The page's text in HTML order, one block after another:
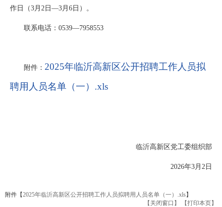
作日（3月2日—3月6日）。
联系电话：0539—7958553
附件： 2025年临沂高新区公开招聘工作人员拟
聘用人员名单（一）.xls
临沂高新区党工委组织部
2026年3月2日
附件【2025年临沂高新区公开招聘工作人员拟聘用人员名单（一）.xls】
【关闭窗口】
【打印本页】